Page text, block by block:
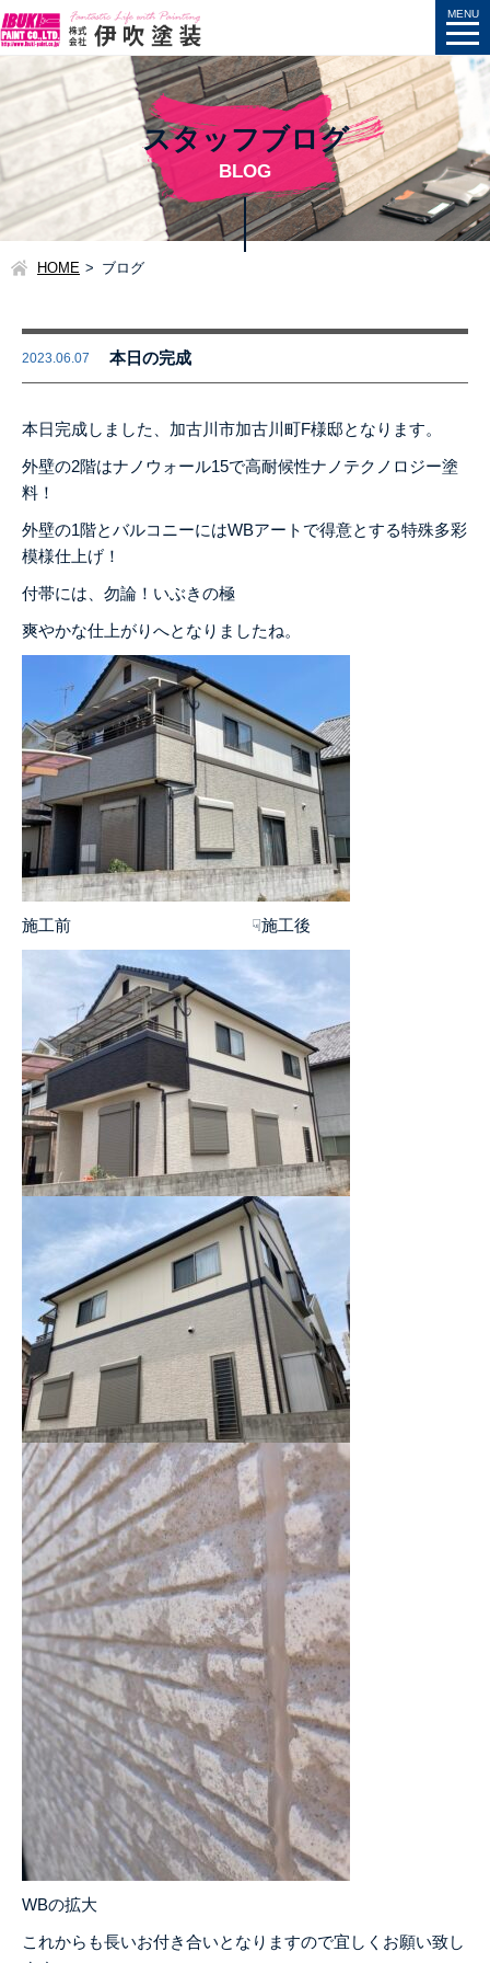
スタッフブログ
BLOG
HOME ブログ
2023.06.07 本日の完成
本日完成しました、加古川市加古川町F様邸となります。
外壁の2階はナノウォール15で高耐候性ナノテクノロジー塗
料！
外壁の1階とバルコニーにはWBアートで得意とする特殊多彩
模様仕上げ！
付帯には、勿論！いぶきの極
爽やかな仕上がりへとなりましたね。
施工前 ☟施工後
WBの拡大
これからも長いお付き合いとなりますので宜しくお願い致し